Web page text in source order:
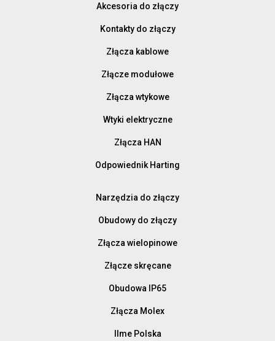
Akcesoria do złączy
Kontakty do złączy
Złącza kablowe
Złącze modułowe
Złącza wtykowe
Wtyki elektryczne
Złącza HAN
Odpowiednik Harting
Narzędzia do złączy
Obudowy do złączy
Złącza wielopinowe
Złącze skręcane
Obudowa IP65
Złącza Molex
Ilme Polska